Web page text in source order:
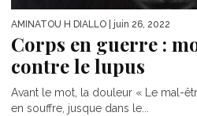
AMINATOU H DIALLO | juin 26, 2022
Corps en guerre :
contre le lupus
Avant le mot, la douleur « Le mal-
en souffre, jusque dans le...